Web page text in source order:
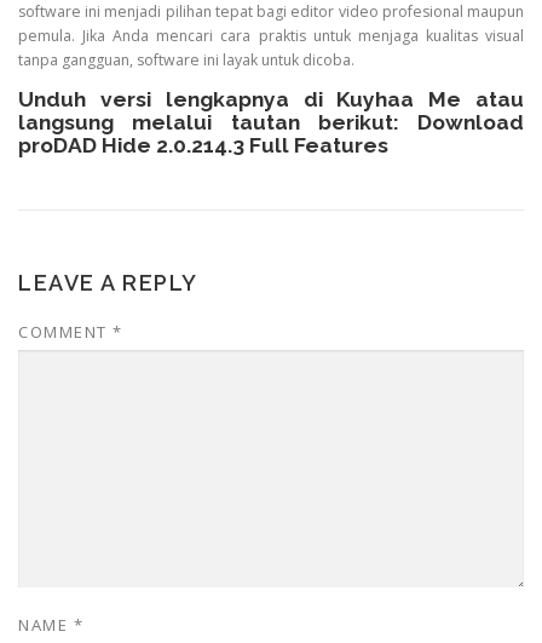
software ini menjadi pilihan tepat bagi editor video profesional maupun
pemula. Jika Anda mencari cara praktis untuk menjaga kualitas visual
tanpa gangguan, software ini layak untuk dicoba.
Unduh versi lengkapnya di Kuyhaa Me atau
langsung melalui tautan berikut: Download
proDAD Hide 2.0.214.3 Full Features
LEAVE A REPLY
COMMENT *
NAME *